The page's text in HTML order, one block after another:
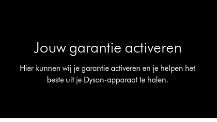
Jouw garantie activeren
Hier kunnen wij je garantie activeren en je helpen het
beste uit je Dyson-apparaat te halen.